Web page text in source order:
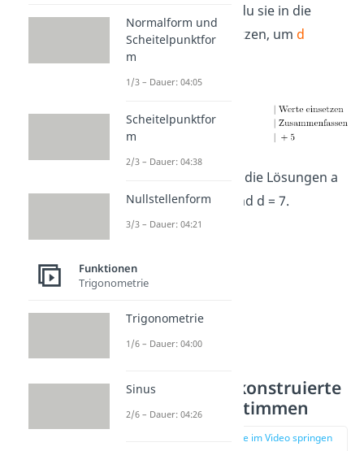
kennst, kannst du sie in die
Gleichung I einsetzen, um d
auszurechnen.
Dein LGS hat also die Lösungen a
= -1, b = 3, c = 9 und d = 7.
4.Schritt: Rekonstruierte
Funktion bestimmen
zur Stelle im Video springen
Normalform und
Scheitelpunktfor
m
1/3 – Dauer: 04:05
Scheitelpunktfor
m
2/3 – Dauer: 04:38
Nullstellenform
3/3 – Dauer: 04:21
Funktionen
Trigonometrie
Trigonometrie
1/6 – Dauer: 04:00
Sinus
2/6 – Dauer: 04:26